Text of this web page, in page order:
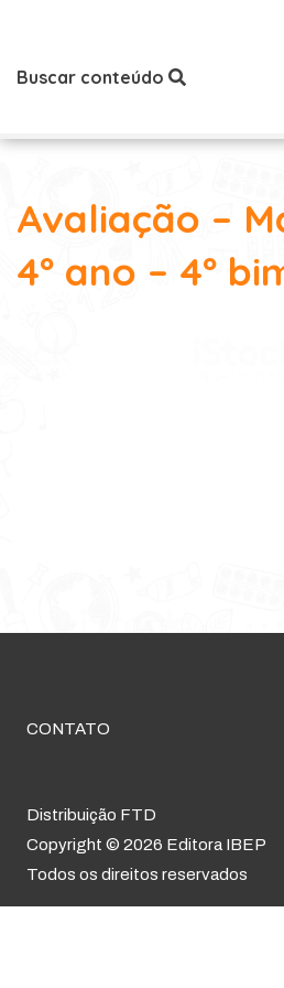
Buscar conteúdo
Avaliação –
4º ano – 4º
CONTATO
Distribuição FTD
Copyright © 2026 Editora IBEP
Todos os direitos reservados